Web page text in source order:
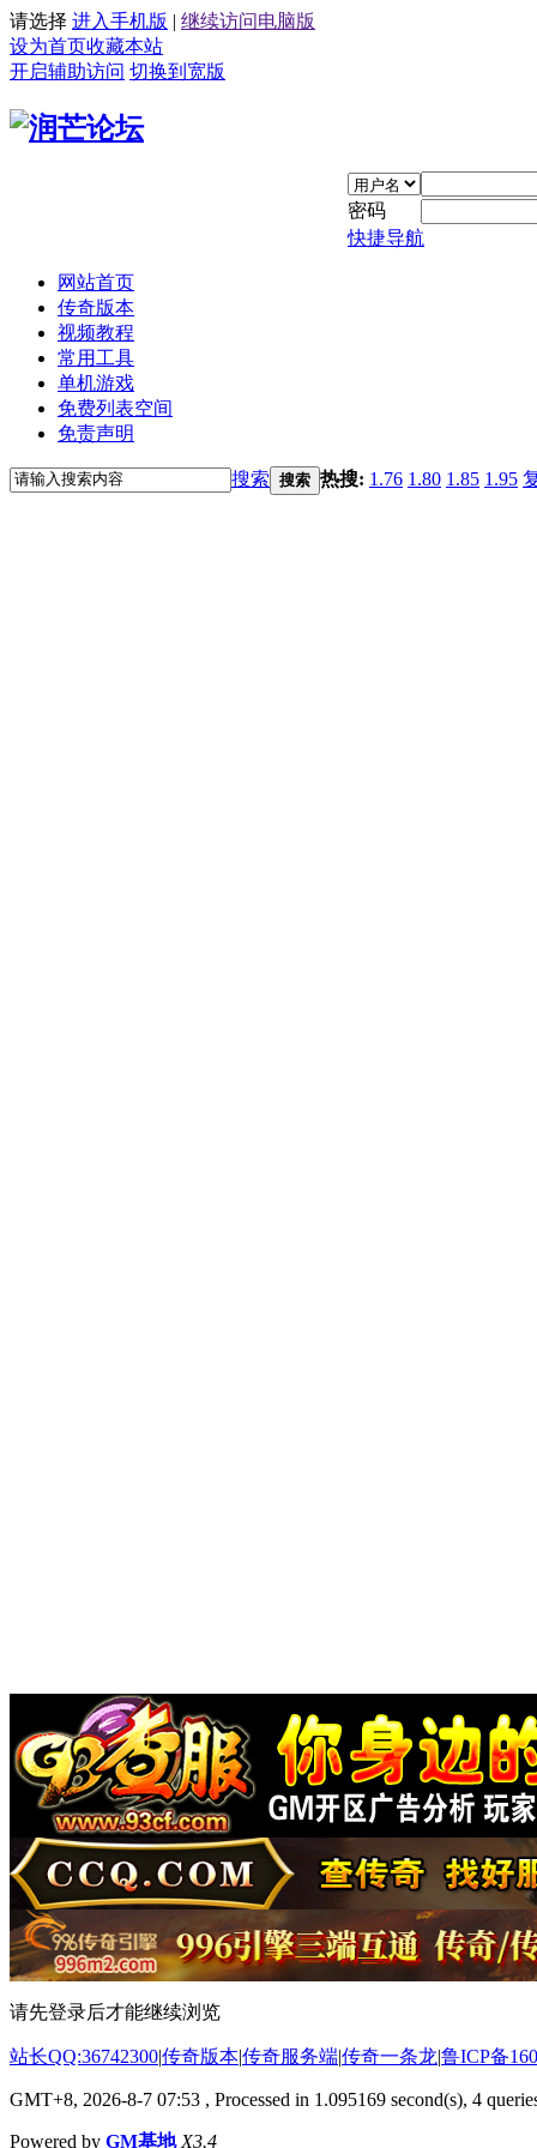
请选择 进入手机版 | 继续访问电脑版
设为首页收藏本站
开启辅助访问 切换到宽版
密码
快捷导航
网站首页
传奇版本
视频教程
常用工具
单机游戏
免费列表空间
免责声明
搜索 搜索 热搜: 1.76 1.80 1.85 1.95
请先登录后才能继续浏览
站长QQ:36742300|传奇版本|传奇服务端|传奇一条龙|鲁ICP备
GMT+8, 2026-8-7 07:53 , Processed in 1.095169 second(s), 4
Powered by GM基地 X3.4